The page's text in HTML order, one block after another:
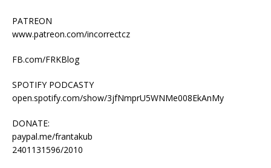
PATREON
www.patreon.com/incorrectcz
FB.com/FRKBlog
SPOTIFY PODCASTY
open.spotify.com/show/3jfNmprU5WNMe008EkAnMy
DONATE:
paypal.me/frantakub
2401131596/2010